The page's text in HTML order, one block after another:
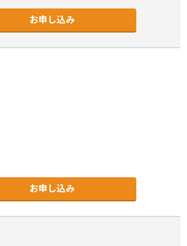
お申し込み
お申し込み